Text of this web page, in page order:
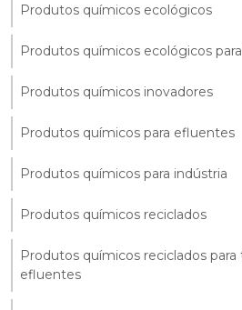
Produtos químicos ecológicos
Produtos químicos ecológicos
Produtos químicos inovadores
Produtos químicos para efluentes
Produtos químicos para indústria
Produtos químicos reciclados
Produtos químicos reciclados
efluentes